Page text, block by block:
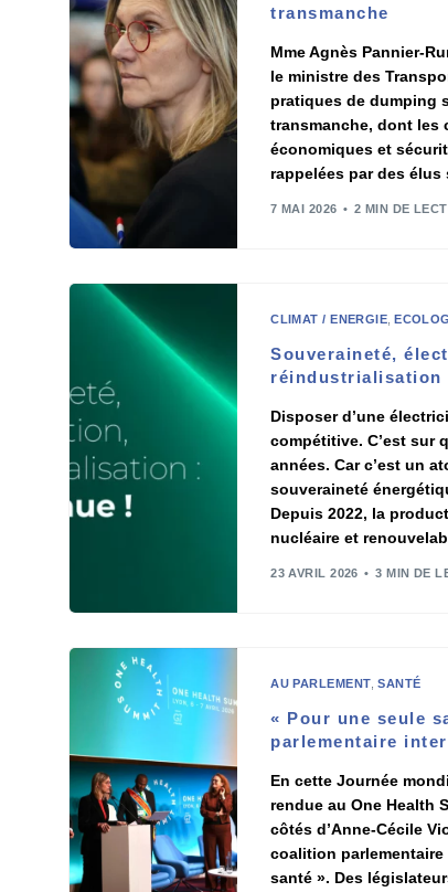
transmanche
Mme Agnès Pannier-
le ministre des
pratiques de dumping
transmanche, dont les
économiques et
rappelées par des
7 MAI 2026 2 MIN DE
CLIMAT / ENERGIE ,
Souveraineté,
réindustrialisation
Disposer d’une
compétitive. C’est sur
années. Car c’est un
souveraineté
Depuis 2022, la
nucléaire et
23 AVRIL 2026 3 MIN DE
AU PARLEMENT ,SANTÉ
« Pour une seule
parlementaire
En cette Journée
rendue au One Health
côtés d’Anne-Cécile
coalition
santé ». Des